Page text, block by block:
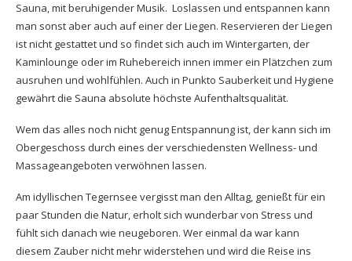
Sauna, mit beruhigender Musik. Loslassen und entspannen kann
man sonst aber auch auf einer der Liegen. Reservieren der Liegen
ist nicht gestattet und so findet sich auch im Wintergarten, der
Kaminlounge oder im Ruhebereich innen immer ein Plätzchen zum
ausruhen und wohlfühlen. Auch in Punkto Sauberkeit und Hygiene
gewährt die Sauna absolute höchste Aufenthaltsqualität.
Wem das alles noch nicht genug Entspannung ist, der kann sich im
Obergeschoss durch eines der verschiedensten Wellness- und
Massageangeboten verwöhnen lassen.
Am idyllischen Tegernsee vergisst man den Alltag, genießt für ein
paar Stunden die Natur, erholt sich wunderbar von Stress und
fühlt sich danach wie neugeboren. Wer einmal da war kann
diesem Zauber nicht mehr widerstehen und wird die Reise ins